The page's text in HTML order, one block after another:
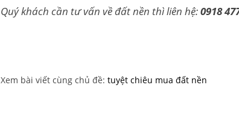
Quý khách cần tư vấn về đất nền thì liên hệ:0918
Xem bài viết cùng chủ đề: tuyệt chiêu mua đất nền